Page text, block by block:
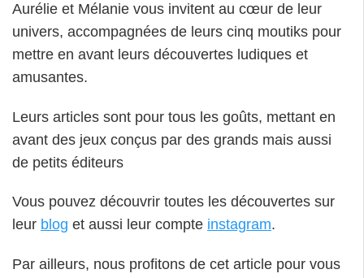
Aurélie et Mélanie vous invitent au cœur de leur
univers, accompagnées de leurs cinq moutiks pour
mettre en avant leurs découvertes ludiques et
amusantes.
Leurs articles sont pour tous les goûts, mettant en
avant des jeux conçus par des grands mais aussi
de petits éditeurs
Vous pouvez découvrir toutes les découvertes sur
leur blog et aussi leur compte instagram.
Par ailleurs, nous profitons de cet article pour vous